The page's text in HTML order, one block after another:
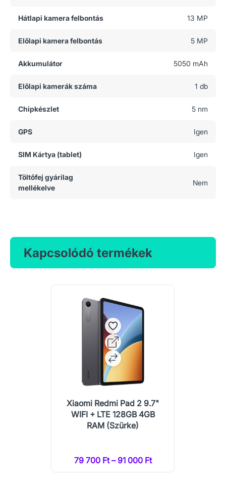
Hátlapi kamera felbontás 13 MP
Előlapi kamera felbontás 5 MP
Akkumulátor 5050 mAh
Előlapi kamerák száma 1 db
Chipkészlet 5 nm
GPS Igen
SIM Kártya (tablet) Igen
Töltőfej gyárilag
mellékelve
Nem
Kapcsolódó termékek
Xiaomi Redmi Pad 2 9.7"
WIFI + LTE 128GB 4GB
RAM (Szürke)
79 700 Ft – 91 000 Ft